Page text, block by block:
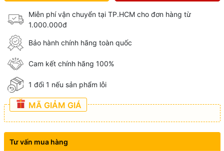
Miễn phí vận chuyển tại TP.HCM cho đơn hàng từ
1.000.000đ
Bảo hành chính hãng toàn quốc
Cam kết chính hãng 100%
1 đổi 1 nếu sản phẩm lỗi
MÃ GIẢM GIÁ
Tư vấn mua hàng